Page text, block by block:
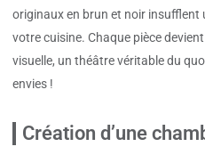
originaux en brun et noir insufflent
votre cuisine. Chaque pièce
visuelle, un théâtre véritable du
envies !
Création d’une